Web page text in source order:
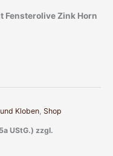
Fensterolive Zink Horn
Kloben Shop
UStG.) zzgl.